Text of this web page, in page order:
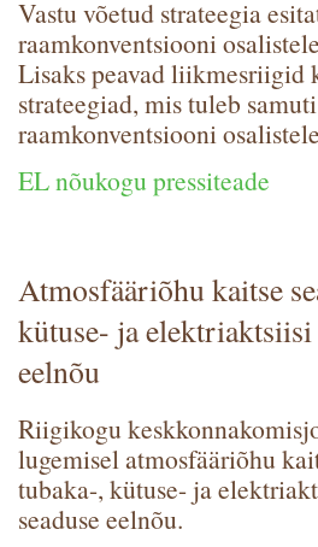
Vastu võetud strateegia
raamkonventsiooni
Lisaks peavad
strateegiad, mis tuleb
raamkonventsiooni
EL nõukogu pressiteade
Atmosfääriõhu kaitse
kütuse- ja elektriaktsiisi
eelnõu
Riigikogu
lugemisel atmosfääriõhu
tubaka-, kütuse- ja
seaduse eelnõu.